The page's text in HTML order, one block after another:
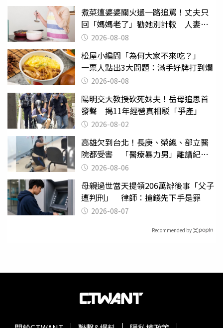
煮菜遭婆婆關火還一路追罵！丈夫只
回「媽媽老了」勸她別計較 人妻超
崩潰：我像台傭
2026-08-08
松屋小編問「為何大家不來吃？」
一票人點出3大問題：滿手好牌打到爛
2026-08-08
陽明交大教授砍死妹夫！岳母追思首
發聲 揭11年經營真相駁「爭產」
2026-08-02
高雄欠到台北！長庚、榮總、部立醫
院都受害 「醫療暴力男」離譜紀錄
曝光2026-08-06
母親過世當天提領206萬辦後事「父子
遭判刑」 律師：搶錢先下手是罪
2026-08-07
Recommended by